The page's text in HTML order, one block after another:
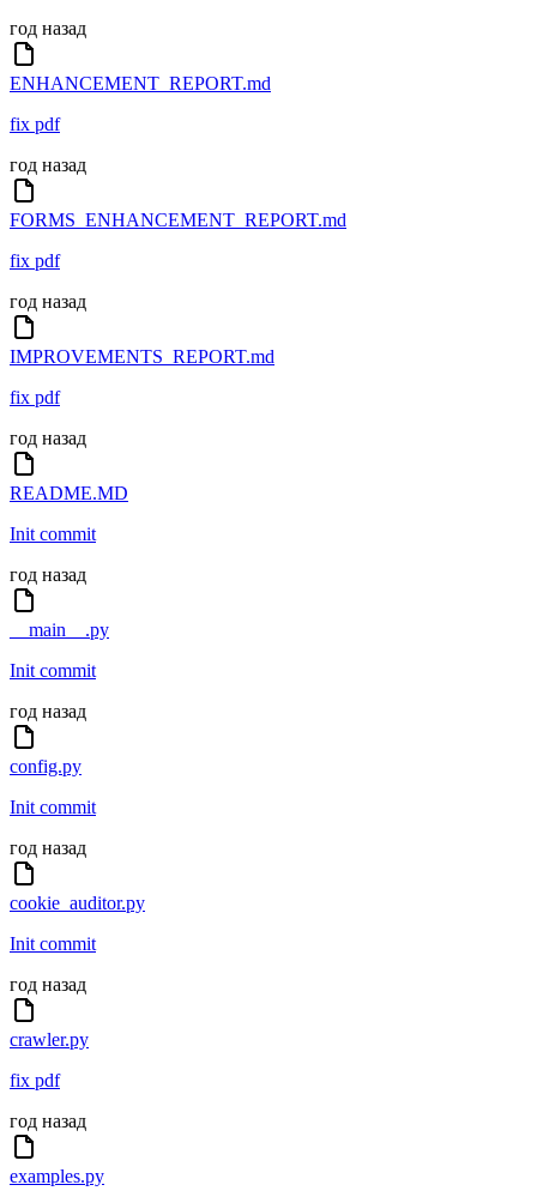
год назад
ENHANCEMENT_REPORT.md
fix pdf
год назад
FORMS_ENHANCEMENT_REPORT.md
fix pdf
год назад
IMPROVEMENTS_REPORT.md
fix pdf
год назад
README.MD
Init commit
год назад
__main__.py
Init commit
год назад
config.py
Init commit
год назад
cookie_auditor.py
Init commit
год назад
crawler.py
fix pdf
год назад
examples.py